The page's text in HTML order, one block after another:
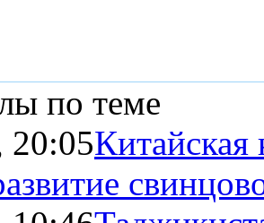
по теме
20:05